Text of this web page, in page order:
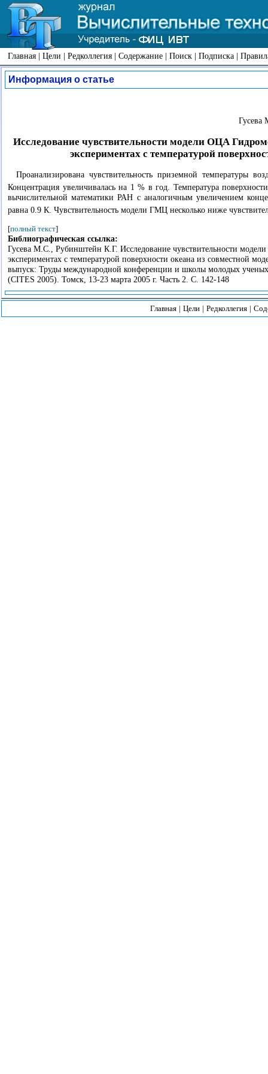
Главная | Цели | Редколлегия | Содержание | Поиск | Подписка |
Информация о статье
Исследование чувствительности модели ОЦА
экспериментах с температурой
Проанализирована чувствительность приземной
Концентрация увеличивалась на 1 % в год. Температура
вычислительной математики РАН с аналогичным увеличением
равна 0.9 К. Чувствительность модели ГМЦ несколько ниже
[полный текст]
Библиографическая ссылка:
Гусева М.С., Рубинштейн К.Г. Исследование чувствительности
экспериментах с температурой поверхности океана из совместной
выпуск: Труды международной конференции и школы молодых
(CITES 2005). Томск, 13-23 марта 2005 г. Часть 2. С. 142-148
Главная | Цели | Редколлегия |